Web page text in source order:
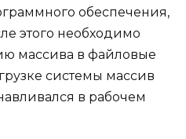
обеспечения,
этого необходимо
массива в файловые
системы массив
в рабочем